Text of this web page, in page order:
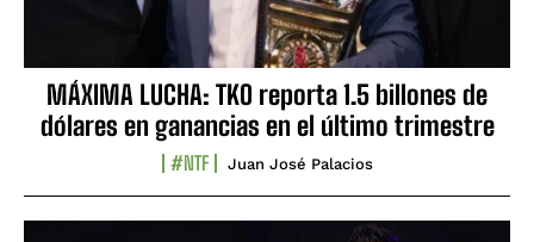
MÁXIMA LUCHA: TKO reporta 1.5 billones de
dólares en ganancias en el último trimestre
#NTF Juan José Palacios